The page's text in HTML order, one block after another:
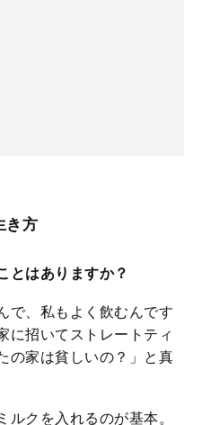
き方
はありますか？
で、私もよく飲むんです
に招いてストレートティ
の家は貧しいの？」と真
ルクを入れるのが基本。